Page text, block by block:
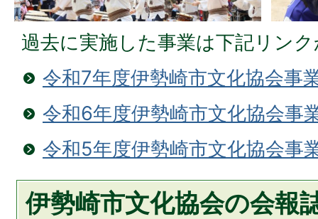
過去に実施した事業は下記リン
令和7年度伊勢崎市文化協会事
令和6年度伊勢崎市文化協会事
令和5年度伊勢崎市文化協会事
伊勢崎市文化協会の会報